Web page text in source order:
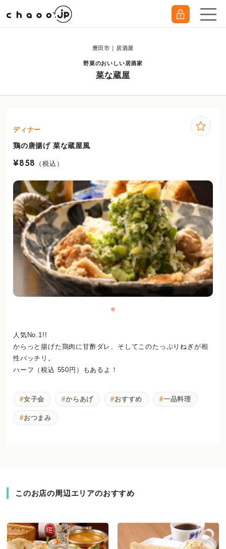
豊田市｜居酒屋
野菜のおいしい居酒家
菜な蔵屋
ディナー
鶏の唐揚げ 菜な蔵屋風
¥858 （税込）
人気No.1!!
からっと揚げた鶏肉に甘酢ダレ、そしてこのたっぷりねぎが相
性バッチリ。
ハーフ（税込 550円）もあるよ！
女子会 からあげ おすすめ 一品料理
おつまみ
このお店の周辺エリアのおすすめ